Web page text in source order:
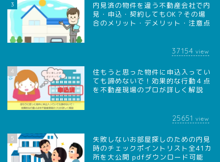
3
内見済の物件を違う不動産会社で内
見・申込・契約してもOK？その場
合のメリット・デメリット・注意点
37154 view
4
住もうと思った物件に申込入ってい
ても諦めないで！効果的な行動４点
を不動産現場のプロが詳しく解説
25651 view
5
失敗しないお部屋探しのための内見
時のチェックポイントリスト全41カ
所を大公開 pdfダウンロード可能